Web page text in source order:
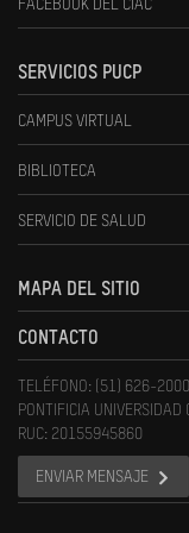
FACEBOOK DEL CIAC
SERVICIOS PUCP
CAMPUS VIRTUAL
BIBLIOTECA
SERVICIO DE SALUD
MAPA DEL SITIO
CONTACTO
TELÉFONO: (51) 626-
PONTIFICIA UNIVERSIDAD
RUC: 20155945860
ENVIAR MENSAJE